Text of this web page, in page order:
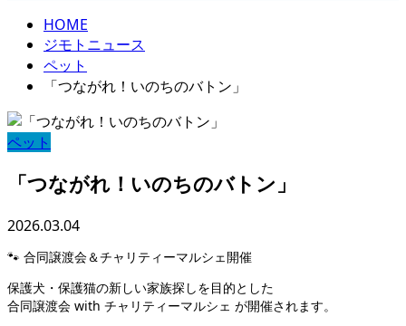
HOME
ジモトニュース
ペット
「つながれ！いのちのバトン」
ペット
「つながれ！いのちのバトン」
2026.03.04
🐾 合同譲渡会＆チャリティーマルシェ開催
保護犬・保護猫の新しい家族探しを目的とした
合同譲渡会 with チャリティーマルシェ が開催されます。